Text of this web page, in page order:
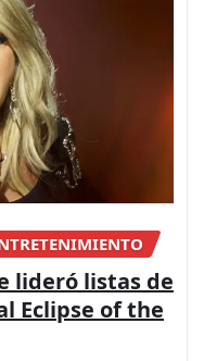
lideró listas de
Eclipse of the